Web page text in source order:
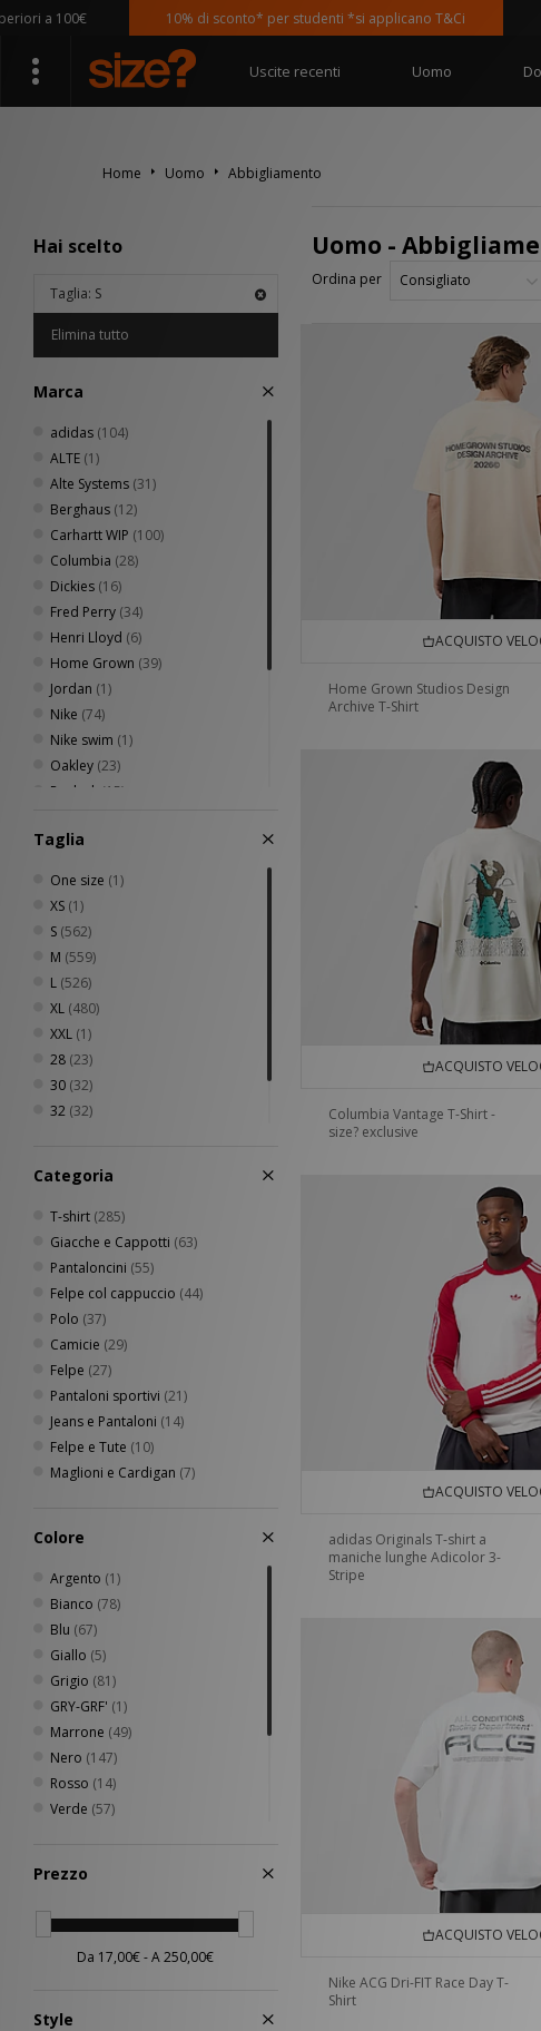
10% di sconto* per studenti *si applicano T&Ci
Uscite recenti Uomo
Home Uomo Abbigliamento
Hai scelto
Taglia: S
Elimina tutto
Marca
adidas (104)
ALTE (1)
Alte Systems (31)
Berghaus (12)
Carhartt WIP (100)
Columbia (28)
Dickies (16)
Fred Perry (34)
Henri Lloyd (6)
Home Grown (39)
Jordan (1)
Nike (74)
Nike swim (1)
Oakley (23)
Reebok (15)
The North Face
(23)
Von Dutch
XLARGE
Taglia
One size (1)
XS (1)
S (562)
M (559)
L (526)
XL (480)
XXL (1)
28 (23)
30 (32)
32 (32)
Categoria
T-shirt (285)
Giacche e Cappotti (63)
Pantaloncini (55)
Felpe col cappuccio (44)
Polo (37)
Camicie (29)
Felpe (27)
Pantaloni sportivi (21)
Jeans e Pantaloni (14)
Felpe e Tute (10)
Maglioni e Cardigan (7)
Colore
Argento (1)
Bianco (78)
Blu (67)
Giallo (5)
Grigio (81)
GRY-GRF' (1)
Marrone (49)
Nero (147)
Rosso (14)
Verde (57)
Rosa(14)
Arancione
Multicolor(4)
Prezzo
Style
Uomo -
Ordina per
ACQUISTO
Home Grown Studios Design
Archive T-Shirt
ACQUISTO
Columbia Vantage T-Shirt -
size? exclusive
ACQUISTO
adidas Originals T-shirt a
maniche lunghe Adicolor 3-
Stripe
ACQUISTO
Nike ACG Dri-FIT Race Day T-
Shirt